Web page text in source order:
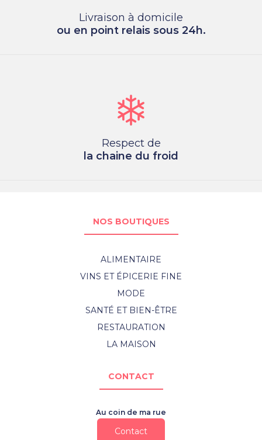
Livraison à domicile
ou en point relais sous 24h.
Respect de
la chaine du froid
NOS BOUTIQUES
ALIMENTAIRE
VINS ET ÉPICERIE FINE
MODE
SANTÉ ET BIEN-ÊTRE
RESTAURATION
LA MAISON
CONTACT
Au coin de ma rue
Contact